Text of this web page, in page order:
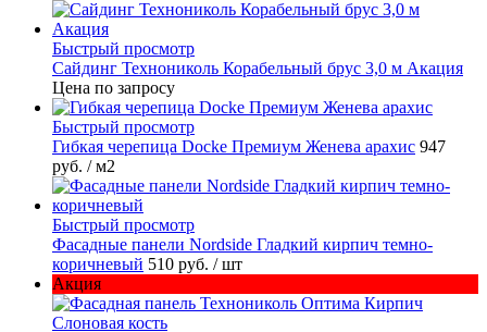
Быстрый просмотр
Сайдинг Технониколь Корабельный брус 3,0 м Акация
Цена по запросу
Быстрый просмотр
Гибкая черепица Docke Премиум Женева арахис 947
руб. / м2
Быстрый просмотр
Фасадные панели Nordside Гладкий кирпич темно-
коричневый 510 руб. / шт
Акция